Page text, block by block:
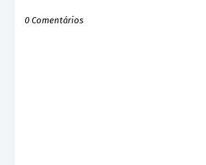
0 Comentários